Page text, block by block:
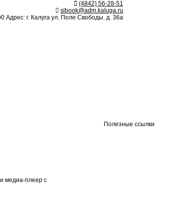
(4842) 56-28-51
slbook@adm.kaluga.ru
Адрес: г. Калуга ул. Поле Свободы. д. 36а
медиа-плеер с
Полезные ссылки